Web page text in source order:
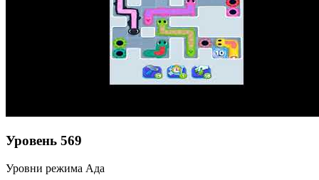
Уровень 569
Уровни режима Ада